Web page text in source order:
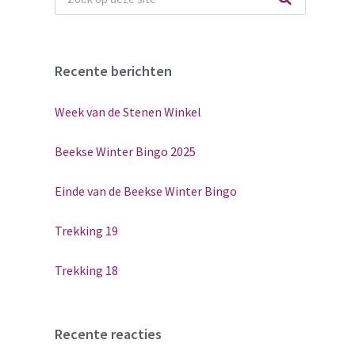
Recente berichten
Week van de Stenen Winkel
Beekse Winter Bingo 2025
Einde van de Beekse Winter Bingo
Trekking 19
Trekking 18
Recente reacties